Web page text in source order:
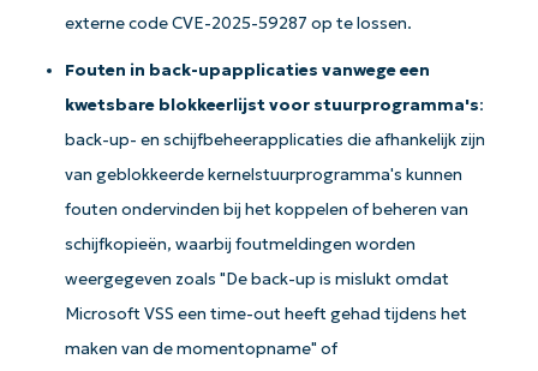
externe code CVE-2025-59287 op te lossen.
Fouten in back-upapplicaties vanwege een
kwetsbare blokkeerlijst voor stuurprogramma's:
back-up- en schijfbeheerapplicaties die afhankelijk zijn
van geblokkeerde kernelstuurprogramma's kunnen
fouten ondervinden bij het koppelen of beheren van
schijfkopieën, waarbij foutmeldingen worden
weergegeven zoals "De back-up is mislukt omdat
Microsoft VSS een time-out heeft gehad tijdens het
maken van de momentopname" of
number*
Land
Company
name*